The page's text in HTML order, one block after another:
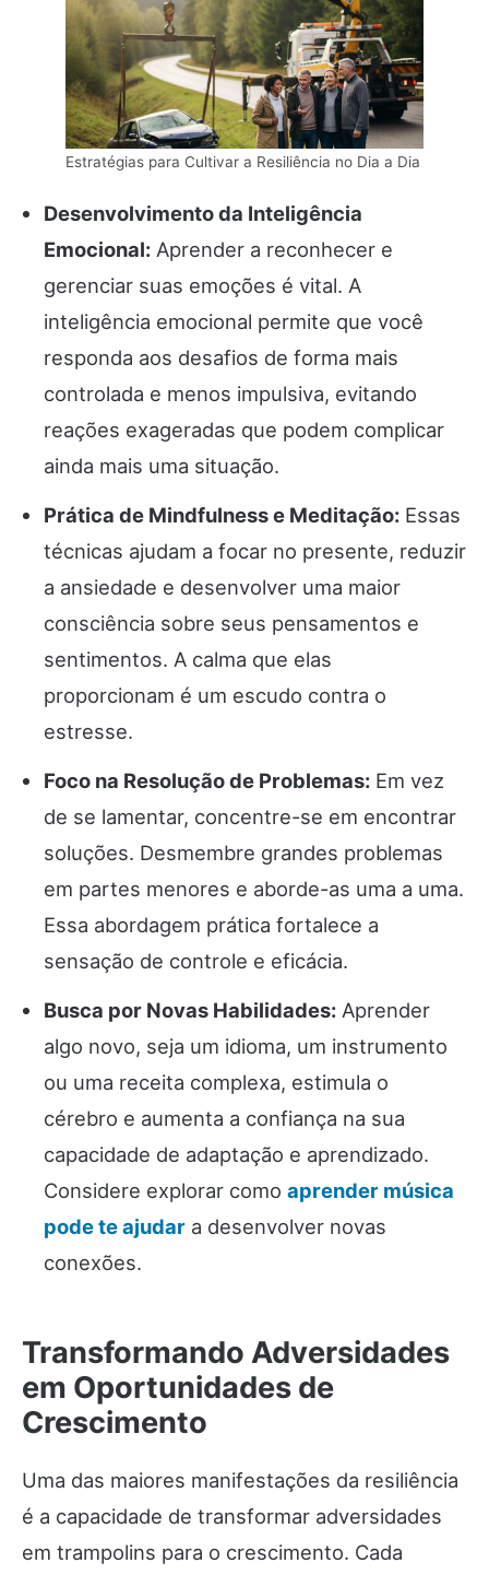
Estratégias para Cultivar a Resiliência no Dia a Dia
Desenvolvimento da Inteligência
Emocional: Aprender a reconhecer e
gerenciar suas emoções é vital. A
inteligência emocional permite que você
responda aos desafios de forma mais
controlada e menos impulsiva, evitando
reações exageradas que podem complicar
ainda mais uma situação.
Prática de Mindfulness e Meditação: Essas
técnicas ajudam a focar no presente, reduzir
a ansiedade e desenvolver uma maior
consciência sobre seus pensamentos e
sentimentos. A calma que elas
proporcionam é um escudo contra o
estresse.
Foco na Resolução de Problemas: Em vez
de se lamentar, concentre-se em encontrar
soluções. Desmembre grandes problemas
em partes menores e aborde-as uma a uma.
Essa abordagem prática fortalece a
sensação de controle e eficácia.
Busca por Novas Habilidades: Aprender
algo novo, seja um idioma, um instrumento
ou uma receita complexa, estimula o
cérebro e aumenta a confiança na sua
capacidade de adaptação e aprendizado.
Considere explorar como aprender música
pode te ajudar a desenvolver novas
conexões.
Transformando Adversidades
em Oportunidades de
Crescimento
Uma das maiores manifestações da resiliência
é a capacidade de transformar adversidades
em trampolins para o crescimento. Cada